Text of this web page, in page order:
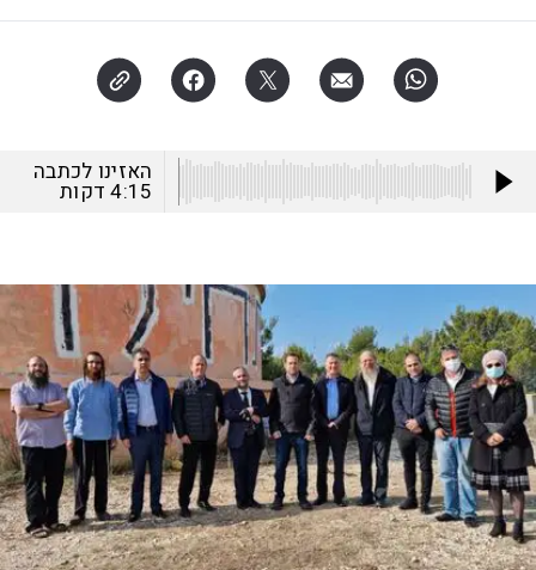
האזינו לכתבה
4:15דקות